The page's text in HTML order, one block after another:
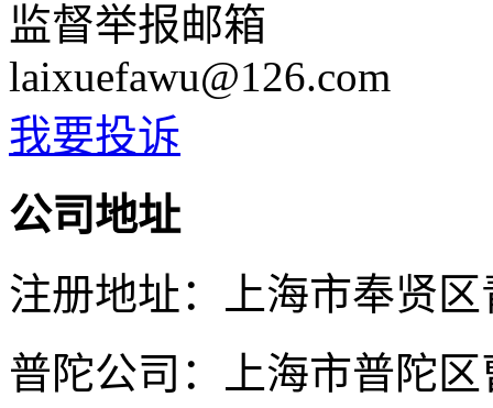
监督举报邮箱
laixuefawu@126.com
我要投诉
公司地址
注册地址：上海市奉贤
普陀公司：上海市普陀